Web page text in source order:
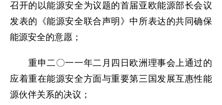
召开的以能源安全为议题的首届亚欧能源部长会议
发表的《能源安全联合声明》中所表达的共同确保
能源安全的意愿；
重申二〇一一年二月四日欧洲理事会上通过的
应着重在能源安全方面与重要第三国发展互惠性能
源伙伴关系的决议；